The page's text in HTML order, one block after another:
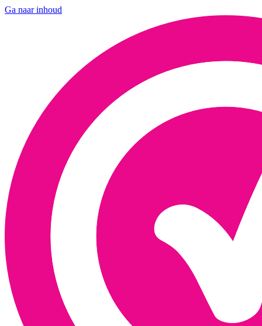
Ga naar inhoud